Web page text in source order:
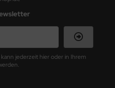
jederzeit hier oder in Ihrem